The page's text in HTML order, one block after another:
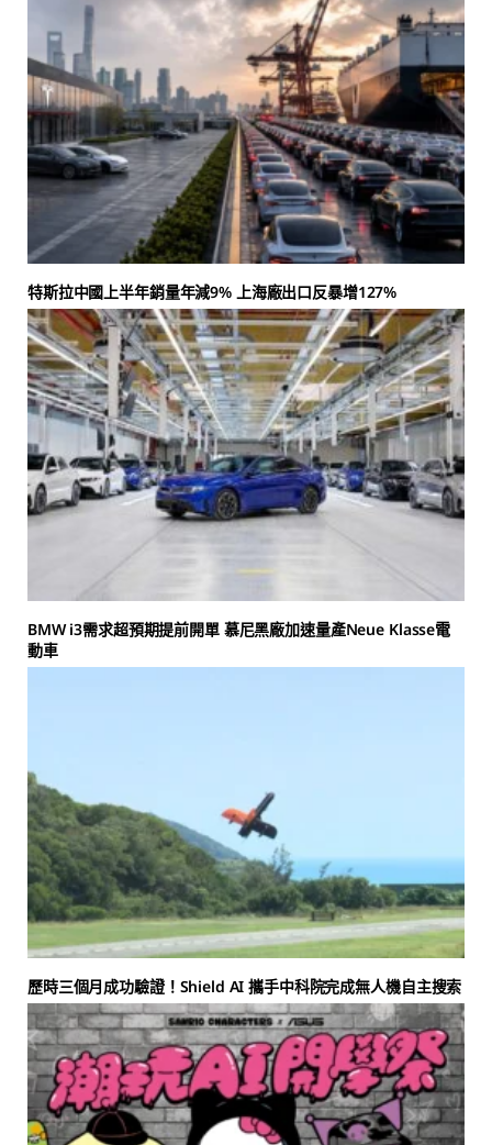
特斯拉中國上半年銷量年減9% 上海廠出口反暴增127%
BMW i3需求超預期提前開單 慕尼黑廠加速量產Neue Klasse電
動車
歷時三個月成功驗證！Shield AI 攜手中科院完成無人機自主搜索